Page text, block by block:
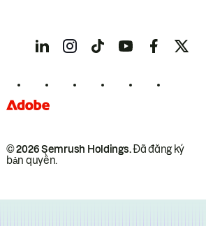
© 2026 Semrush Holdings.Đã đăng ký
bản quyền.